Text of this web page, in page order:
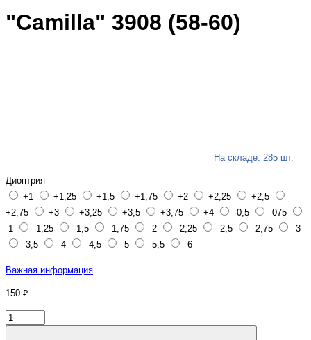
"Camilla" 3908 (58-60)
На складе: 285 шт.
Диоптрия
+1
+1,25 +1,5 +1,75 +2 +2,25
+2,5
+2,75
+3 +3,25 +3,5 +3,75 +4 -0,5
-075
-1
-1,25 -1,5 -1,75 -2 -2,25 -2,5 -2,75
-3
-3,5
-4 -4,5 -5 -5,5 -6
Важная информация
150 ₽